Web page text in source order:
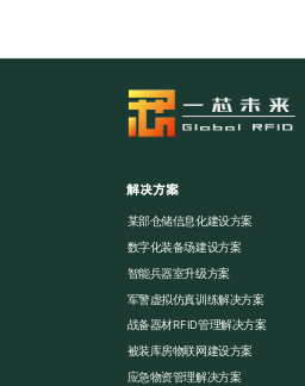
解决方案
某部仓储信息化建设方案
数字化装备场建设方案
智能兵器室升级方案
军警虚拟仿真训练解决方案
战备器材RFID管理解决方案
被装库房物联网建设方案
应急物资管理解决方案